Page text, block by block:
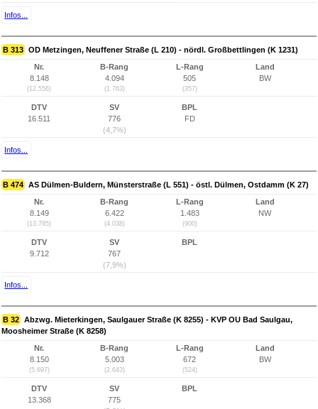
Infos...
B 313 OD Metzingen, Neuffener Straße (L 210) - nördl. Großbettlingen (K 1231)
Nr.
8.148
(12.556)
B-Rang
4.094
(1.763)
L-Rang
505
(357)
Land
BW
DTV
16.511
SV
776
(4,7%)
BPL
FD
Infos...
B 474 AS Dülmen-Buldern, Münsterstraße (L 551) - östl. Dülmen, Ostdamm (K 27)
Nr.
8.149
(13.795)
B-Rang
6.422
(4.038)
L-Rang
1.483
(900)
Land
NW
DTV
9.712
SV
767
(7,9%)
BPL
Infos...
B 32 Abzwg. Mieterkingen, Saulgauer Straße (K 8255) - KVP OU Bad Saulgau,
Moosheimer Straße (K 8258)
Nr.
8.150
(5.697)
B-Rang
5.003
(2.643)
L-Rang
672
(524)
Land
BW
DTV
13.368
SV
775
BPL